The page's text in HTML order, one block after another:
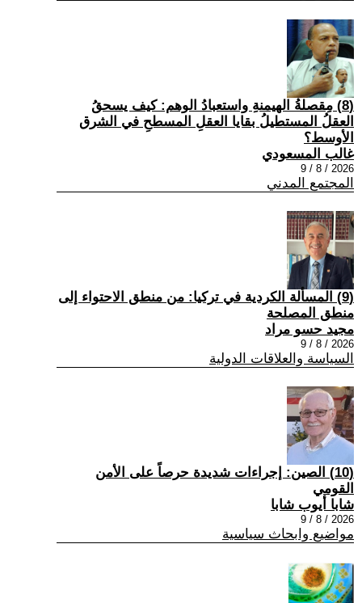
(8) مِقصلةُ الهيمنةِ واستعبادُ الوهم: كيف يسحقُ
العقلُ المستطيلُ بقايا العقلِ المسطحِ في الشرق
الأوسط؟
غالب المسعودي
2026 / 8 / 9
المجتمع المدني
(9) المسألة الكردية في تركيا: من منطق الاحتواء إلى
منطق المصلحة
مجيد حسو مراد
2026 / 8 / 9
السياسة والعلاقات الدولية
(10) الصين: إجراءات شديدة حرصاً على الأمن
القومي
شابا أيوب شابا
2026 / 8 / 9
مواضيع وابحاث سياسية